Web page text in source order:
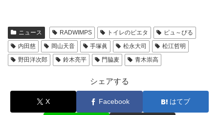
ニュース RADWIMPS トイレのピエタ
ピュ～ぴる
内田慈
岡山天音 手塚眞 松永大司
松江哲明
野田洋次郎
鈴木亮平 門脇麦 青木崇高
シェアする
X Facebook はてブ